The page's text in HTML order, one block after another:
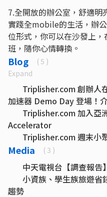
7.全開放的辦公室，舒適明
實踐全mobile的生活，辦
位形式，你可以在沙發上
班，隨你心情轉換。
Blog
( 5 )
Expand
Triplisher.com 創辦人
加速器 Demo Day 登場！
Triplisher.com 加入亞
Accelerator
Triplisher.com 週末小
Triplisher.com【大學
去的國家排行榜！你猜對
Triplisher.com 週末小
的金瓜石！
Media ( 3 )
中天電視台【調查報告
小資族、學生族旅遊省
趨勢